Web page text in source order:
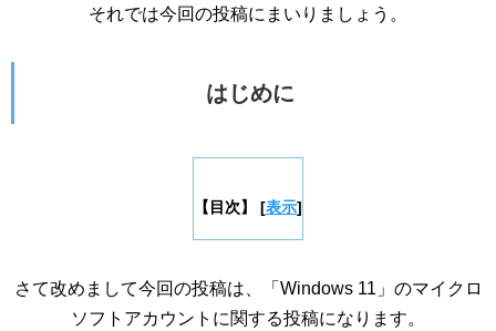
それでは今回の投稿にまいりましょう。
はじめに
【目次】 [表示]
さて改めまして今回の投稿は、「Windows 11」のマイクロ
ソフトアカウントに関する投稿になります。